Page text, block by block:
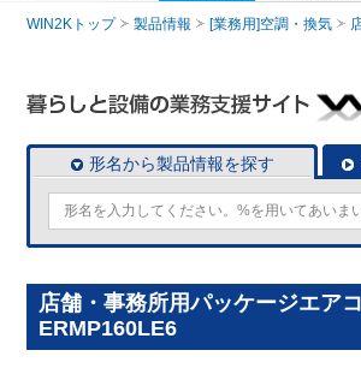
WIN2Kトップ 製品情報 [業務用]空調・換気
形名から製品情報を探す
店舗・事務所用パッケージエア
ERMP160LE6